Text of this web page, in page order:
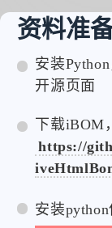
资料准
安装
开源页面
下载iBOM，
https://
安装python